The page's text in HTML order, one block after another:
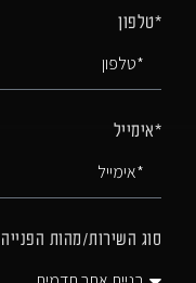
*טלפון
*אימייל
סוג השירות/מהות הפנייה